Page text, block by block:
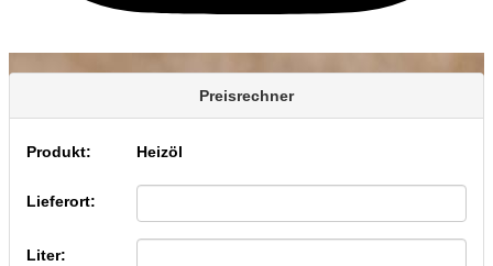
Preisrechner
Produkt: Heizöl
Lieferort:
Liter: